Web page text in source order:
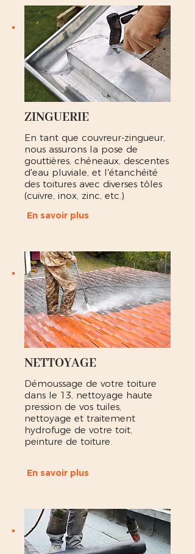
ZINGUERIE
En tant que couvreur-zingueur,
nous assurons la pose de
gouttières, chéneaux, descentes
d'eau pluviale, et l'étanchéité
des toitures avec diverses tôles
(cuivre, inox, zinc, etc.)
En savoir plus
NETTOYAGE
Démoussage de votre toiture
dans le 13, nettoyage haute
pression de vos tuiles,
nettoyage et traitement
hydrofuge de votre toit,
peinture de toiture.
En savoir plus